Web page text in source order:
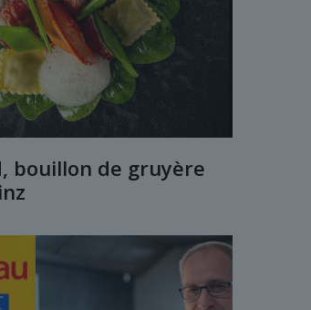
bouillon de gruyère